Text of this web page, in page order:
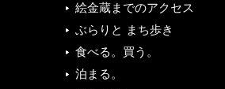
絵金蔵までのアクセス
ぶらりと まち歩き
食べる。買う。
泊まる。